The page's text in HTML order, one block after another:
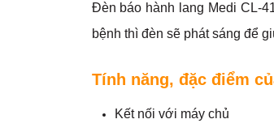
Đèn báo hành lang Medi CL-
bệnh thì đèn sẽ phát sáng để
Tính năng, đặc điểm
Kết nối với máy chủ